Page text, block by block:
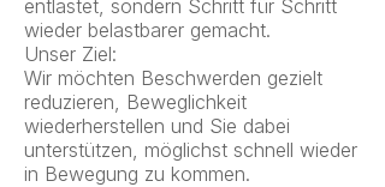
entlastet, sondern Schritt für Schritt
wieder belastbarer gemacht.
Unser Ziel:
Wir möchten Beschwerden gezielt
reduzieren, Beweglichkeit
wiederherstellen und Sie dabei
unterstützen, möglichst schnell wieder
in Bewegung zu kommen.